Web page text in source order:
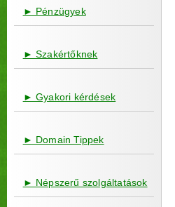
► Pénzügyek
► Szakértőknek
► Gyakori kérdések
► Domain Tippek
► Népszerű szolgáltatások